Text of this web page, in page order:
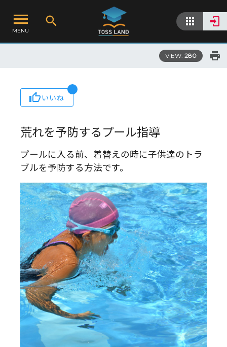
MENU
VIEW: 280
いいね
荒れを予防するプール指導
プールに入る前、着替えの時に子供達のトラ
ブルを予防する方法です。